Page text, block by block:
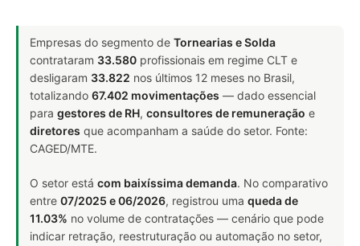
Empresas do segmento de Tornearias e Solda
contrataram 33.580 profissionais em regime CLT e
desligaram 33.822 nos últimos 12 meses no Brasil,
totalizando 67.402 movimentações — dado essencial
para gestores de RH, consultores de remuneração e
diretores que acompanham a saúde do setor. Fonte:
CAGED/MTE.
O setor está com baixíssima demanda. No comparativo
entre 07/2025 e 06/2026, registrou uma queda de
11.03% no volume de contratações — cenário que pode
indicar retração, reestruturação ou automação no setor,